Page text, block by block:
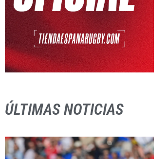
ÚLTIMAS NOTICIAS